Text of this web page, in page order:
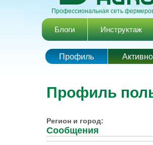
Профессиональная сеть
Главное меню
Блоги Инструктаж
Профиль
Профиль
Регион и город:
Сообщения